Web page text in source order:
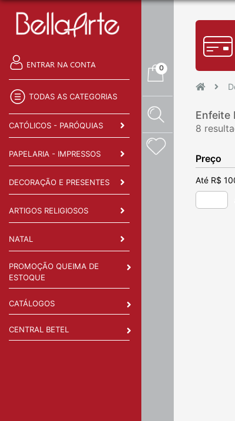
ENTRAR NA CONTA
TODAS AS CATEGORIAS
CATÓLICOS - PARÓQUIAS
PAPELARIA - IMPRESSOS
DECORAÇÃO E PRESENTES
ARTIGOS RELIGIOSOS
NATAL
PROMOÇÃO QUEIMA DE
ESTOQUE
CATÁLOGOS
CENTRAL BETEL
0
Enfeite
8
Preço
Até R$